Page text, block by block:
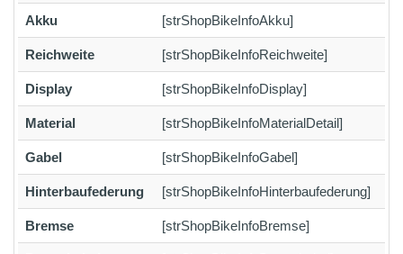
Akku [strShopBikeInfoAkku]
Reichweite [strShopBikeInfoReichweite]
Display [strShopBikeInfoDisplay]
Material [strShopBikeInfoMaterialDetail]
Gabel [strShopBikeInfoGabel]
Hinterbaufederung [strShopBikeInfoHinterbaufederung]
Bremse [strShopBikeInfoBremse]